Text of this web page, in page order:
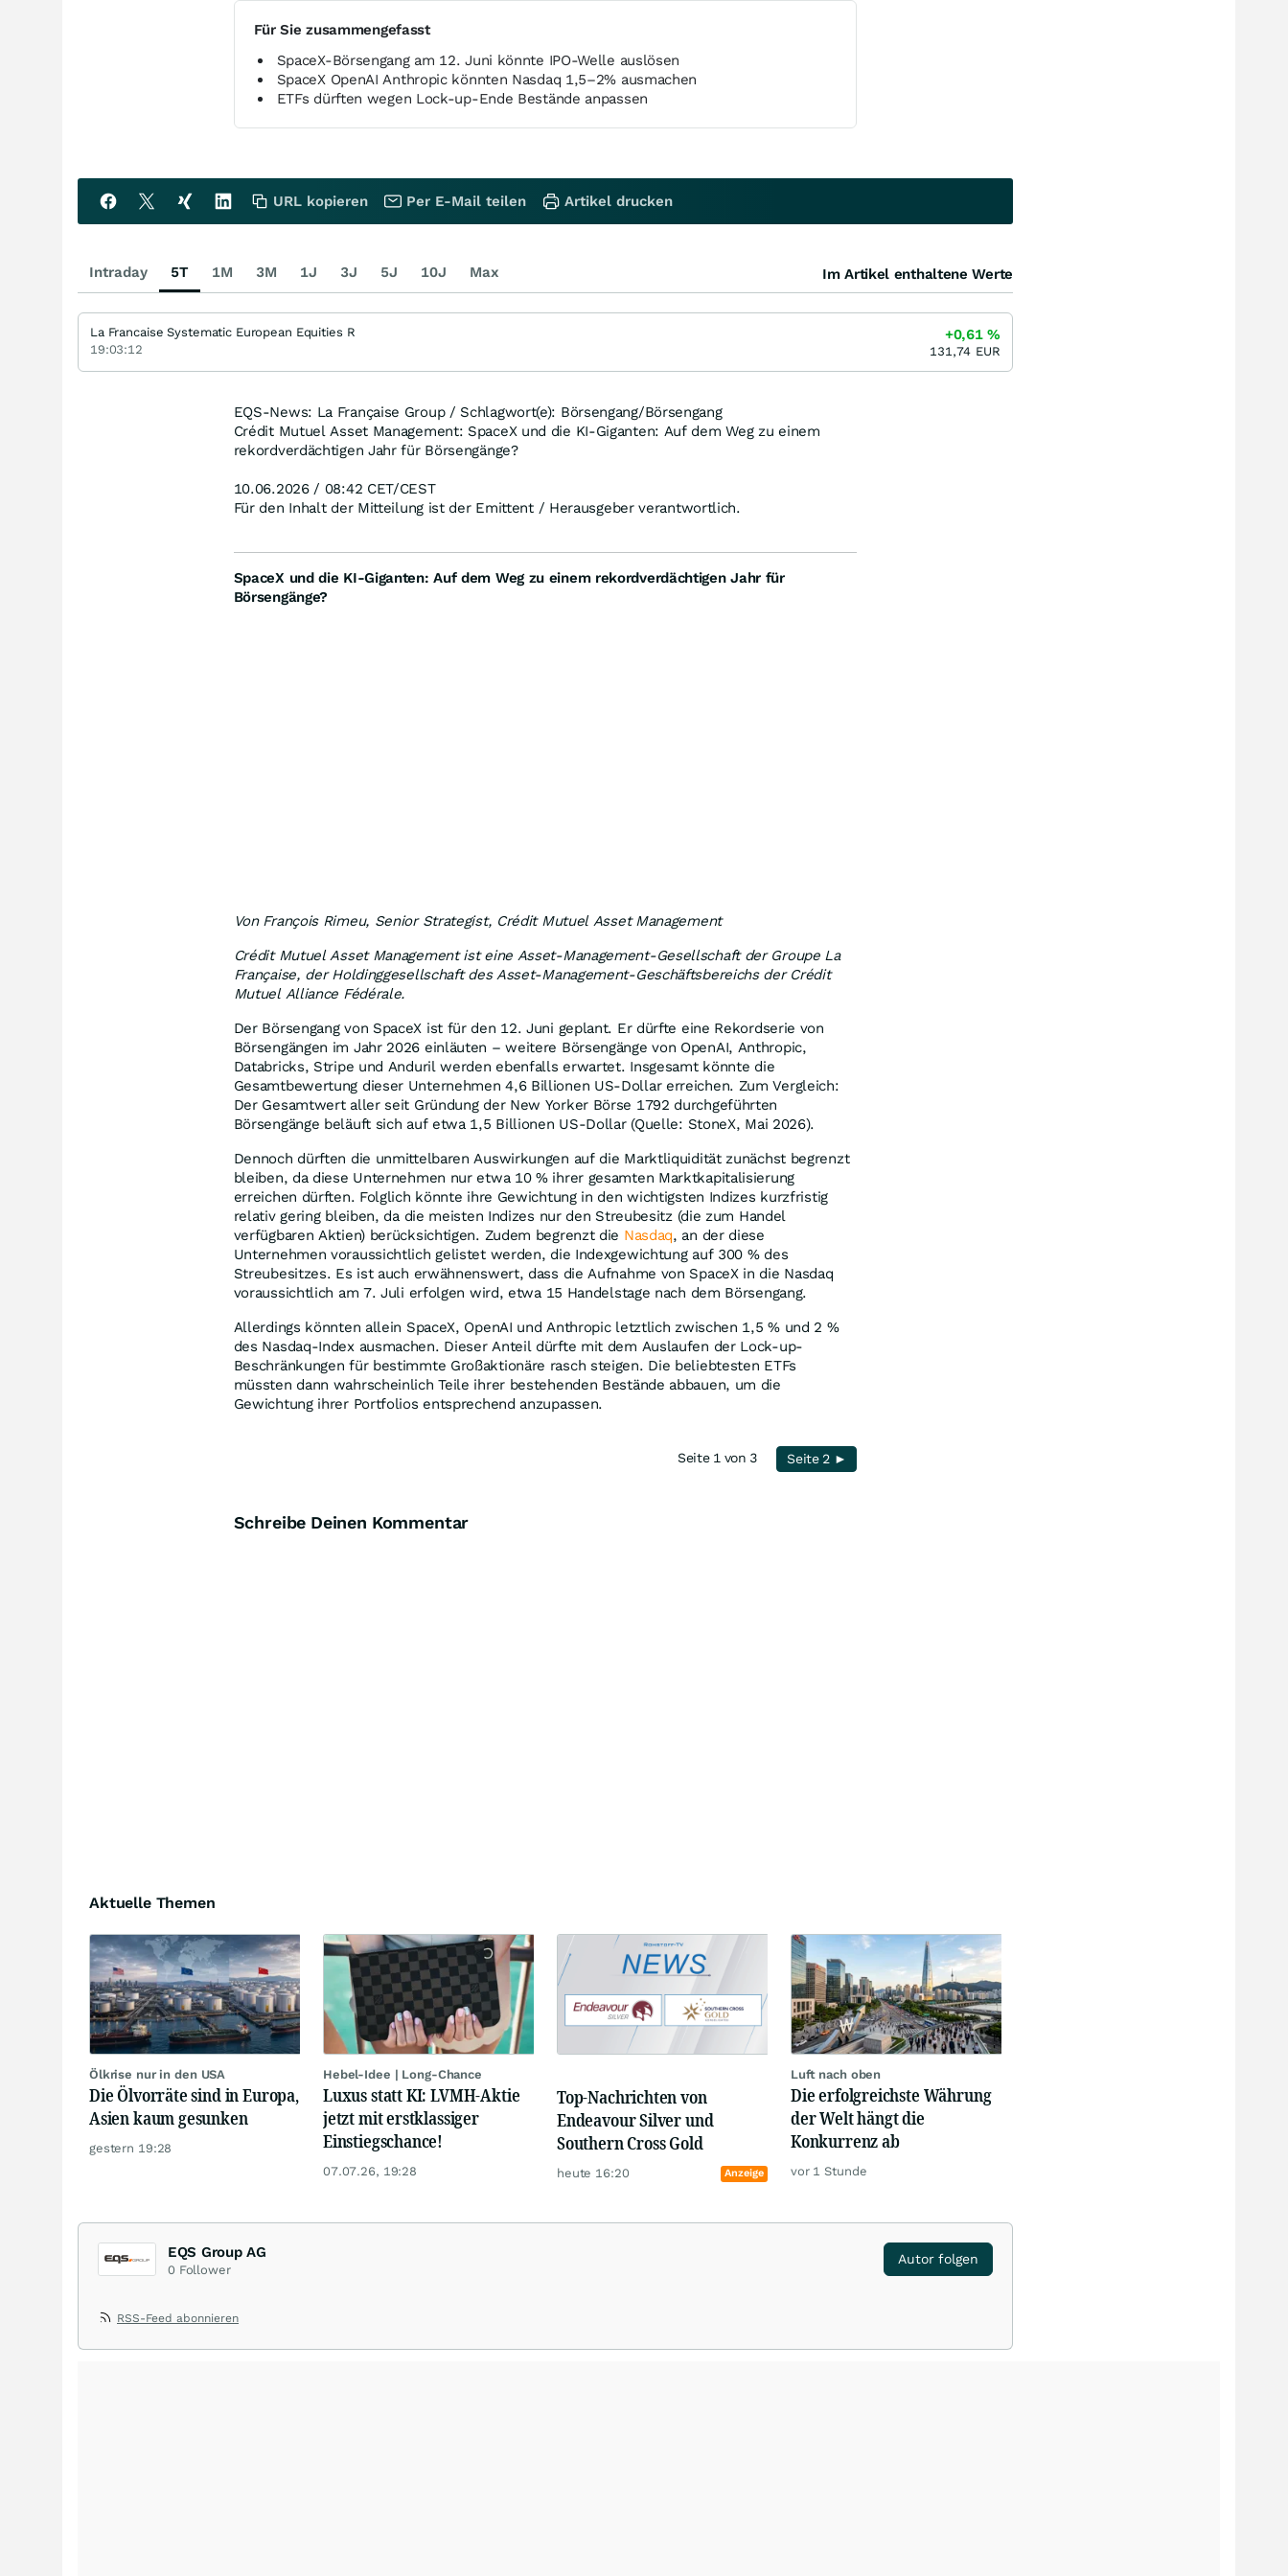
Für Sie zusammengefasst
SpaceX-Börsengang am 12. Juni könnte IPO-Welle auslösen
SpaceX OpenAI Anthropic könnten Nasdaq 1,5–2% ausmachen
ETFs dürften wegen Lock-up-Ende Bestände anpassen
EQS-News: La Française Group / Schlagwort(e): Börsengang/Börsengang
Crédit Mutuel Asset Management: SpaceX und die KI-Giganten: Auf dem Weg zu einem
rekordverdächtigen Jahr für Börsengänge?
10.06.2026 / 08:42 CET/CEST
Für den Inhalt der Mitteilung ist der Emittent / Herausgeber verantwortlich.
SpaceX und die KI-Giganten: Auf dem Weg zu einem rekordverdächtigen Jahr für
Börsengänge?
Von François Rimeu, Senior Strategist, Crédit Mutuel Asset Management
Crédit Mutuel Asset Management ist eine Asset-Management-Gesellschaft der Groupe La
Française, der Holdinggesellschaft des Asset-Management-Geschäftsbereichs der Crédit
Mutuel Alliance Fédérale.
Der Börsengang von SpaceX ist für den 12. Juni geplant. Er dürfte eine Rekordserie von
Börsengängen im Jahr 2026 einläuten – weitere Börsengänge von OpenAI, Anthropic,
Databricks, Stripe und Anduril werden ebenfalls erwartet. Insgesamt könnte die
Gesamtbewertung dieser Unternehmen 4,6 Billionen US-Dollar erreichen. Zum Vergleich:
Der Gesamtwert aller seit Gründung der New Yorker Börse 1792 durchgeführten
Börsengänge beläuft sich auf etwa 1,5 Billionen US-Dollar (Quelle: StoneX, Mai 2026).
Dennoch dürften die unmittelbaren Auswirkungen auf die Marktliquidität zunächst begrenzt
bleiben, da diese Unternehmen nur etwa 10 % ihrer gesamten Marktkapitalisierung
erreichen dürften. Folglich könnte ihre Gewichtung in den wichtigsten Indizes kurzfristig
relativ gering bleiben, da die meisten Indizes nur den Streubesitz (die zum Handel
verfügbaren Aktien) berücksichtigen. Zudem begrenzt die Nasdaq, an der diese
Unternehmen voraussichtlich gelistet werden, die Indexgewichtung auf 300 % des
Streubesitzes. Es ist auch erwähnenswert, dass die Aufnahme von SpaceX in die Nasdaq
voraussichtlich am 7. Juli erfolgen wird, etwa 15 Handelstage nach dem Börsengang.
Allerdings könnten allein SpaceX, OpenAI und Anthropic letztlich zwischen 1,5 % und 2 %
des Nasdaq-Index ausmachen. Dieser Anteil dürfte mit dem Auslaufen der Lock-up-
Beschränkungen für bestimmte Großaktionäre rasch steigen. Die beliebtesten ETFs
müssten dann wahrscheinlich Teile ihrer bestehenden Bestände abbauen, um die
Gewichtung ihrer Portfolios entsprechend anzupassen.
Seite 1 von 3 Seite 2 ►
Schreibe Deinen Kommentar
Aktuelle Themen
Ölkrise nur in den USA
Die Ölvorräte sind in Europa,
Asien kaum gesunken
gestern 19:28
Hebel-Idee | Long-Chance
Luxus statt KI: LVMH-Aktie
jetzt mit erstklassiger
Einstiegschance!
07.07.26, 19:28
Top-Nachrichten von
Endeavour Silver und
Southern Cross Gold
heute 16:20 Anzeige
Luft nach oben
Die erfolgreichste Währung
der Welt hängt die
Konkurrenz ab
vor 1 Stunde
EQS Group AG
0 Follower
Autor folgen
RSS-Feed abonnieren
URL kopieren Per E-Mail teilen Artikel drucken
Intraday 5T 1M 3M 1J 3J 5J 10J Max Im Artikel enthaltene Werte
La Francaise Systematic European Equities R
19:03:12
+0,61%
131,74 EUR